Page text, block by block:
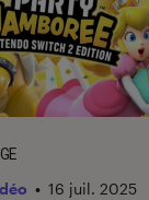
• 16 juil. 2025